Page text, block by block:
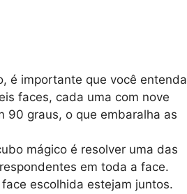
é importante que você entenda
faces, cada uma com nove
90 graus, o que embaralha as
mágico é resolver uma das
em toda a face.
escolhida estejam juntos.